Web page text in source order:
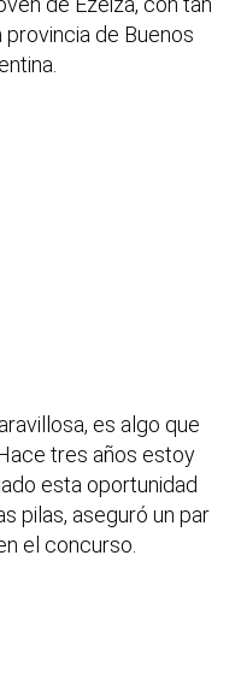
de Buenos
es algo que
tres años estoy
esta oportunidad
pilas, aseguró un par
el concurso.